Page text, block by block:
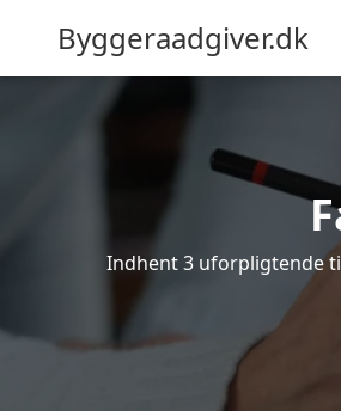
Byggeraadgiver.dk
Indhent 3 uforpligtende